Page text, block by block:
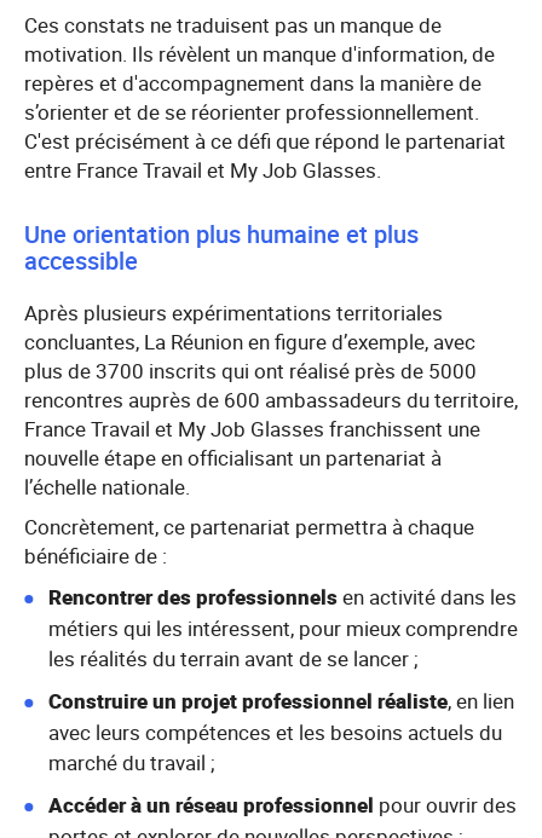
Ces constats ne traduisent pas un manque de
motivation. Ils révèlent un manque d'information, de
repères et d'accompagnement dans la manière de
s’orienter et de se réorienter professionnellement.
C'est précisément à ce défi que répond le partenariat
entre France Travail et My Job Glasses.
Une orientation plus humaine et plus
accessible
Après plusieurs expérimentations territoriales
concluantes, La Réunion en figure d’exemple, avec
plus de 3700 inscrits qui ont réalisé près de 5000
rencontres auprès de 600 ambassadeurs du territoire,
France Travail et My Job Glasses franchissent une
nouvelle étape en officialisant un partenariat à
l’échelle nationale.
Concrètement, ce partenariat permettra à chaque
bénéficiaire de :
Rencontrer des professionnelsen activité dans les
métiers qui les intéressent, pour mieux comprendre
les réalités du terrain avant de se lancer ;
Construire un projet professionnel réaliste, en lien
avec leurs compétences et les besoins actuels du
marché du travail ;
Accéder à un réseau professionnel pour ouvrir des